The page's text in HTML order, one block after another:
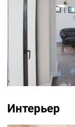
Интерьер